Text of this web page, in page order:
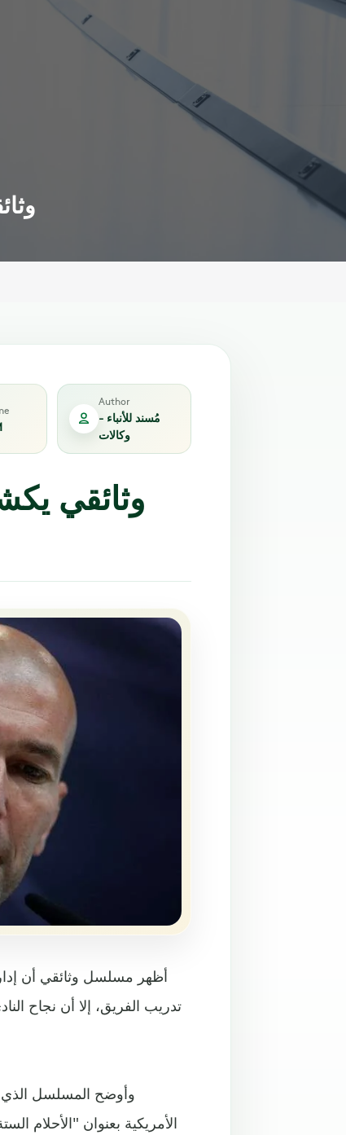
Author
مُسند للأنباء -
وكالات
وثائقي
أظهر مسلسل وثائقي أن
تدريب الفريق، إلا أن نجاح
وأوضح المسلسل الذي
الأمريكية بعنوان "الأحلام